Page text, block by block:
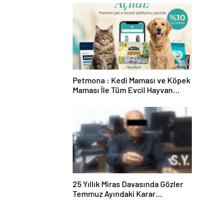
Petmona : Kedi Maması ve Köpek
Maması İle Tüm Evcil Hayvan
25 Yıllık Miras Davasında Gözler
Temmuz Ayındaki Karar